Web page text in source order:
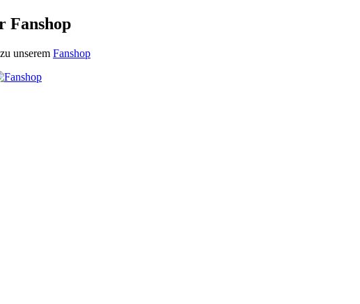
Fanshop
unserem Fanshop